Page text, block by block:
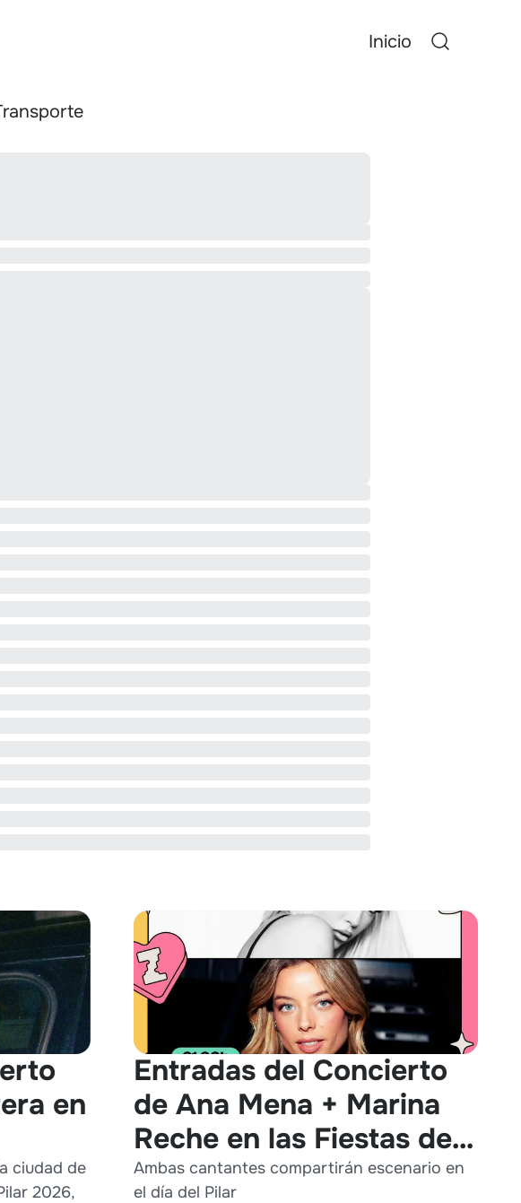
Inicio
en
ciudad de
2026,
Entradas del Concierto
de Ana Mena + Marina
Reche en las Fiestas del
Pilar 2026
Ambas cantantes compartirán escenario en
el día del Pilar